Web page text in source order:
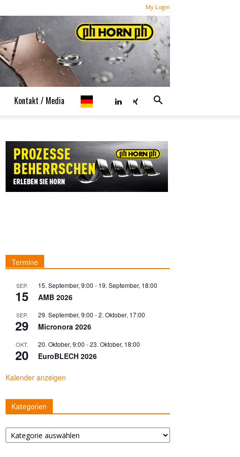
My Login
Kontakt / Media
Termine
SEP.
15
15. September, 9:00 - 19. September, 18:00
AMB 2026
SEP.
29
29. September, 9:00 -2. Oktober, 17:00
Micronora 2026
OKT.
20
20. Oktober, 9:00 -23. Oktober, 18:00
EuroBLECH 2026
Kalender anzeigen
Kategorien
Kategorien